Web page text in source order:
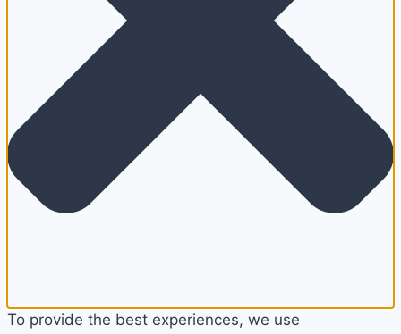
To provide the best experiences, we use